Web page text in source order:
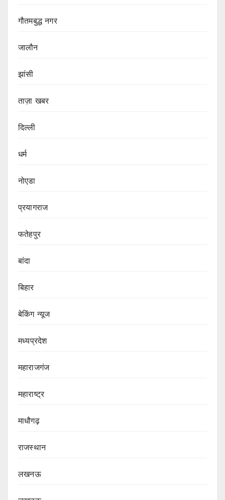
गौतमबुद्ध नगर
जालौन
झांसी
ताज़ा खबर
दिल्ली
धर्म
नोएडा
प्रयागराज
फतेहपुर
बांदा
बिहार
बेकिंग न्यूज
मध्यप्रदेश
महाराजगंज
महाराष्ट्र
माधौगढ़
राजस्थान
लखनऊ